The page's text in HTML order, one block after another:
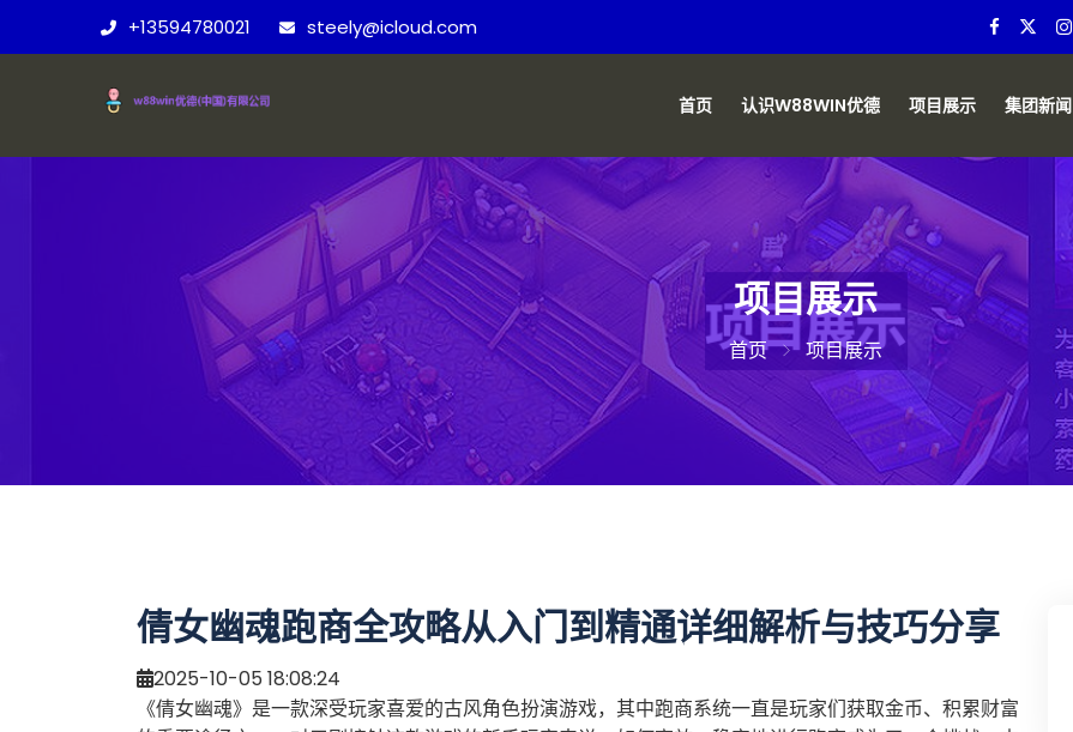
+13594780021 steely@icloud.com
首页 认识W88WIN优德 项目展示 集团新闻
项目展示
首页 项目展示
倩女幽魂跑商全攻略从入门到精通详细解析与技巧分享
2025-10-05 18:08:24
《倩女幽魂》是一款深受玩家喜爱的古风角色扮演游戏，其中跑商系统一直是玩家们获取金币、积累财富